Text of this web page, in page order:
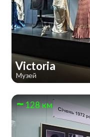
Victoria
Музей
128 км